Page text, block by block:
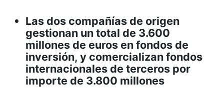
Las dos compañías de origen
gestionan un total de 3.600
millones de euros en fondos de
inversión, y comercializan fondos
internacionales de terceros por
importe de 3.800 millones